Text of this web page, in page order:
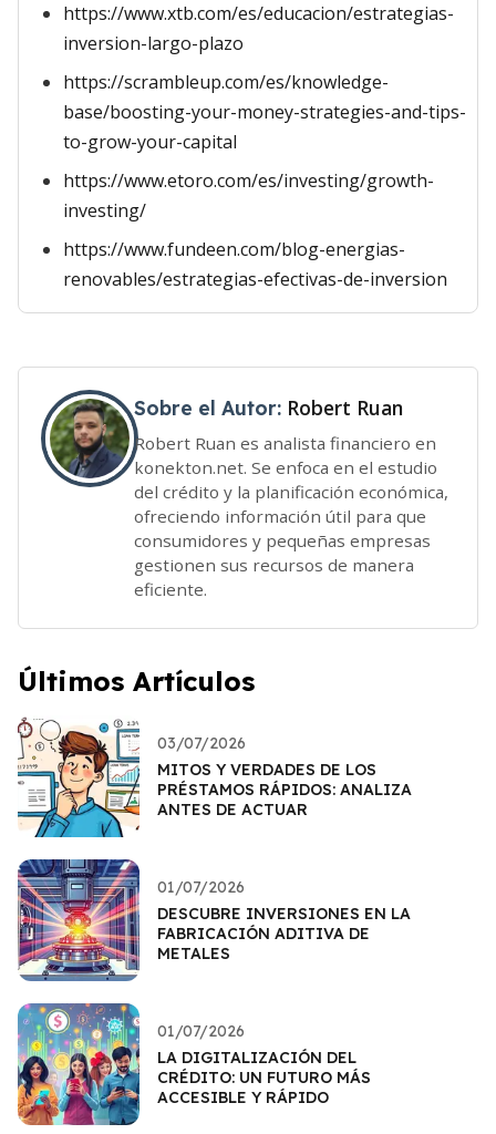
https://www.xtb.com/es/educacion/estrategias-
inversion-largo-plazo
https://scrambleup.com/es/knowledge-
base/boosting-your-money-strategies-and-tips-
to-grow-your-capital
https://www.etoro.com/es/investing/growth-
investing/
https://www.fundeen.com/blog-energias-
renovables/estrategias-efectivas-de-inversion
Sobre el Autor: Robert Ruan
Robert Ruan es analista financiero en
konekton.net. Se enfoca en el estudio
del crédito y la planificación económica,
ofreciendo información útil para que
consumidores y pequeñas empresas
gestionen sus recursos de manera
eficiente.
Últimos Artículos
03/07/2026
MITOS Y VERDADES DE LOS
PRÉSTAMOS RÁPIDOS: ANALIZA
ANTES DE ACTUAR
01/07/2026
DESCUBRE INVERSIONES EN LA
FABRICACIÓN ADITIVA DE
METALES
01/07/2026
LA DIGITALIZACIÓN DEL
CRÉDITO: UN FUTURO MÁS
ACCESIBLE Y RÁPIDO